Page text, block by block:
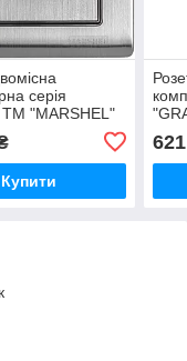
серія
ТМ "MARSHEL"
Купити